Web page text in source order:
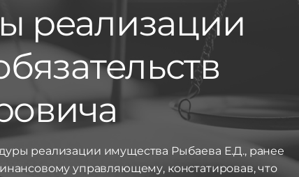
реализации
реализации имущества Рыбаева Е.Д., ранее
управляющему, констатировав, что